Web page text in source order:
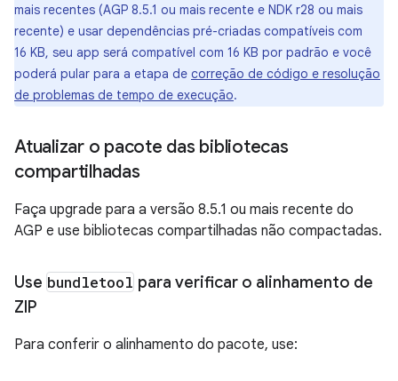
mais recentes (AGP 8.5.1 ou mais recente e NDK r28 ou mais
recente) e usar dependências pré-criadas compatíveis com
16 KB, seu app será compatível com 16 KB por padrão e você
poderá pular para a etapa de correção de código e resolução
de problemas de tempo de execução.
Atualizar o pacote das bibliotecas
compartilhadas
Faça upgrade para a versão 8.5.1 ou mais recente do
AGP e use bibliotecas compartilhadas não compactadas.
Use bundletool para verificar o alinhamento de
ZIP
Para conferir o alinhamento do pacote, use: